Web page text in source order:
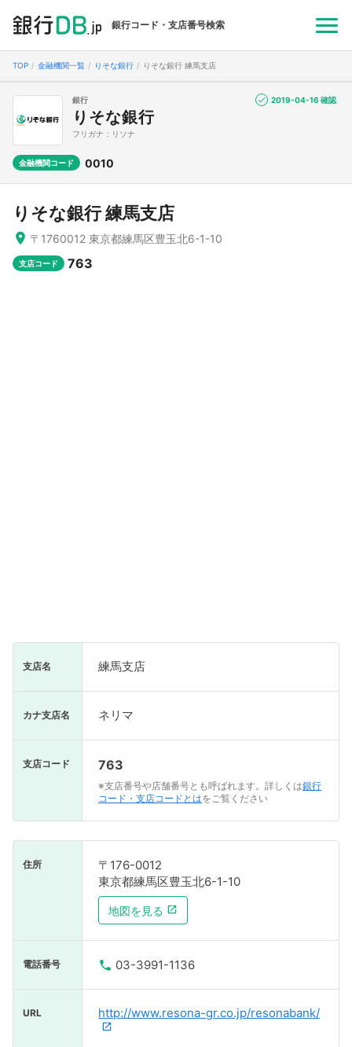
銀行コード・支店番号検索
TOP 金融機関一覧 りそな銀行 りそな銀行 練馬支店
銀行
りそな銀行
フリガナ：リソナ
金融機関コード 0010
2019-04-16 確認
りそな銀行 練馬支店
〒1760012 東京都練馬区豊玉北6-1-10
支店コード 763
支店名 練馬支店
カナ支店名 ネリマ
支店コード 763
※支店番号や店舗番号とも呼ばれます。詳しくは銀行
コード・支店コードとはをご覧ください
住所
〒176-0012
東京都練馬区豊玉北6-1-10
地図を見る
電話番号 03-3991-1136
URL http://www.resona-gr.co.jp/resonabank/